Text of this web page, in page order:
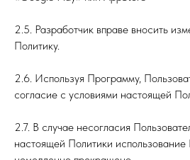
2.5. Разработчик вправе вносить
Политику.
2.6. Используя Программу,
согласие с условиями настоящей
2.7. В случае несогласия
настоящей Политики